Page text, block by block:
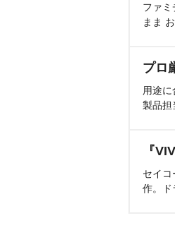
ファ
まま
プロ
用途
製品担
『
セイコ
作。ド